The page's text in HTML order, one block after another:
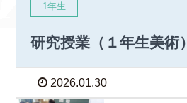
1年生
研究授業（１年生美術）
2026.01.30